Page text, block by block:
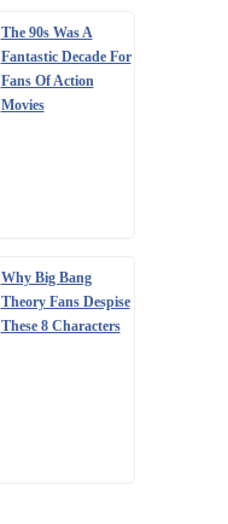
The 90s Was A
Fantastic Decade For
Fans Of Action
Movies
Why Big Bang
Theory Fans Despise
These 8 Characters